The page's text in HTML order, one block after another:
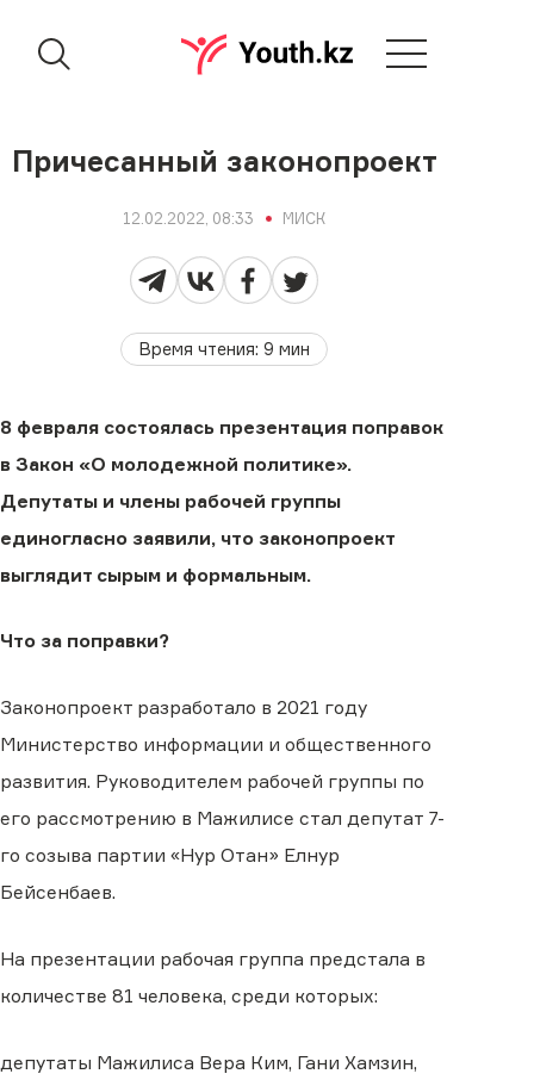
Причесанный законопроект
12.02.2022, 08:33 МИСК
Время чтения: 9 мин
8 февраля состоялась презентация поправок
в Закон «О молодежной политике».
Депутаты и члены рабочей группы
единогласно заявили, что законопроект
выглядит сырым и формальным.
Что за поправки?
Законопроект разработало в 2021 году
Министерство информации и общественного
развития. Руководителем рабочей группы по
его рассмотрению в Мажилисе стал депутат 7-
го созыва партии «Нур Отан» Елнур
Бейсенбаев.
На презентации рабочая группа предстала в
количестве 81 человека, среди которых:
депутаты Мажилиса Вера Ким, Гани Хамзин,